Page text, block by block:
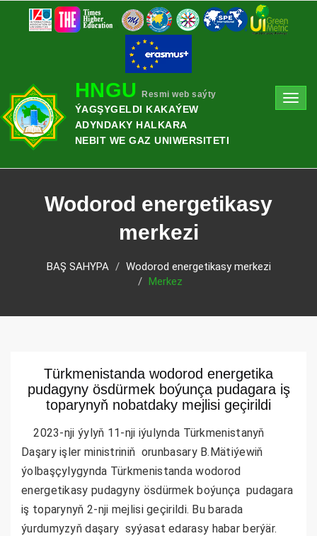
HNGU Resmi web saýty
ÝAGŞYGELDI KAKAÝEW
ADYNDAKY HALKARA
NEBIT WE GAZ UNIWERSITETI
Wodorod energetikasy
merkezi
BAŞ SAHYPA
Wodorod energetikasy merkezi
Merkez
Türkmenistanda wodorod energetika
pudagyny ösdürmek boýunça pudagara iş
toparynyň nobatdaky mejlisi geçirildi
2023-nji ýylyň 11-nji iýulynda Türkmenistanyň
Daşary işler ministriniň orunbasary B.Mätiýewiň
ýolbaşçylygynda Türkmenistanda wodorod
energetikasy pudagyny ösdürmek boýunça pudagara
iş toparynyň 2-nji mejlisi geçirildi. Bu barada
ýurdumyzyň daşary syýasat edarasy habar berýär.